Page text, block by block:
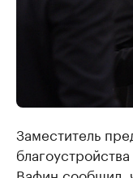
Заместитель
Вафин сообщил,